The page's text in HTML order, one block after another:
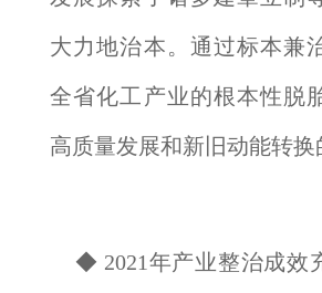
大力地治本。通过标本兼
全省化工产业的根本性脱
高质量发展和新旧动能转换
◆ 2021年产业整治成效